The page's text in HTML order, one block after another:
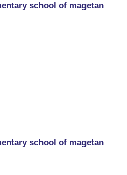
school of magetan
school of magetan